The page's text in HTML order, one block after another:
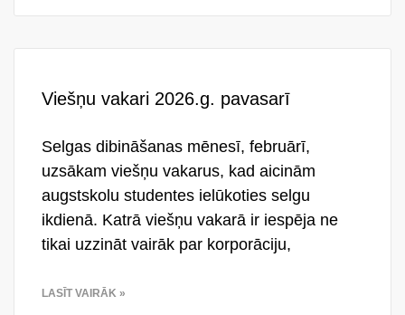
Viešņu vakari 2026.g. pavasarī
Selgas dibināšanas mēnesī, februārī,
uzsākam viešņu vakarus, kad aicinām
augstskolu studentes ielūkoties selgu
ikdienā. Katrā viešņu vakarā ir iespēja ne
tikai uzzināt vairāk par korporāciju,
LASĪT VAIRĀK »